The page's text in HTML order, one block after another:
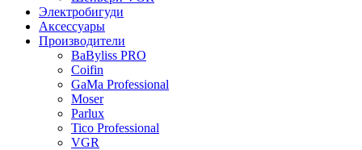
Электробигуди
Аксессуары
Производители
BaByliss PRO
Coifin
GaMa Professional
Moser
Parlux
Tico Professional
VGR